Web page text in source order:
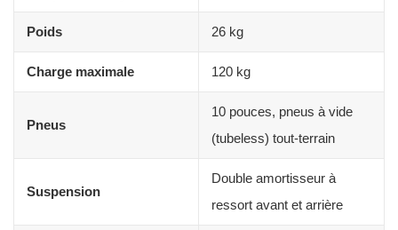
Poids 26 kg
Charge maximale 120 kg
Pneus
10 pouces, pneus à vide
(tubeless) tout-terrain
Suspension
Double amortisseur à
ressort avant et arrière